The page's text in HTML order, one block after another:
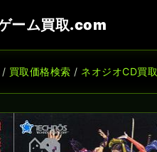
ーム買取.com
買取価格検索 / ネオジオCD買取